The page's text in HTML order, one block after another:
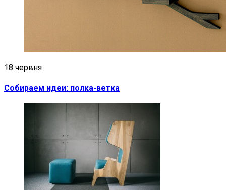
18 червня
Собираем идеи: полка-ветка